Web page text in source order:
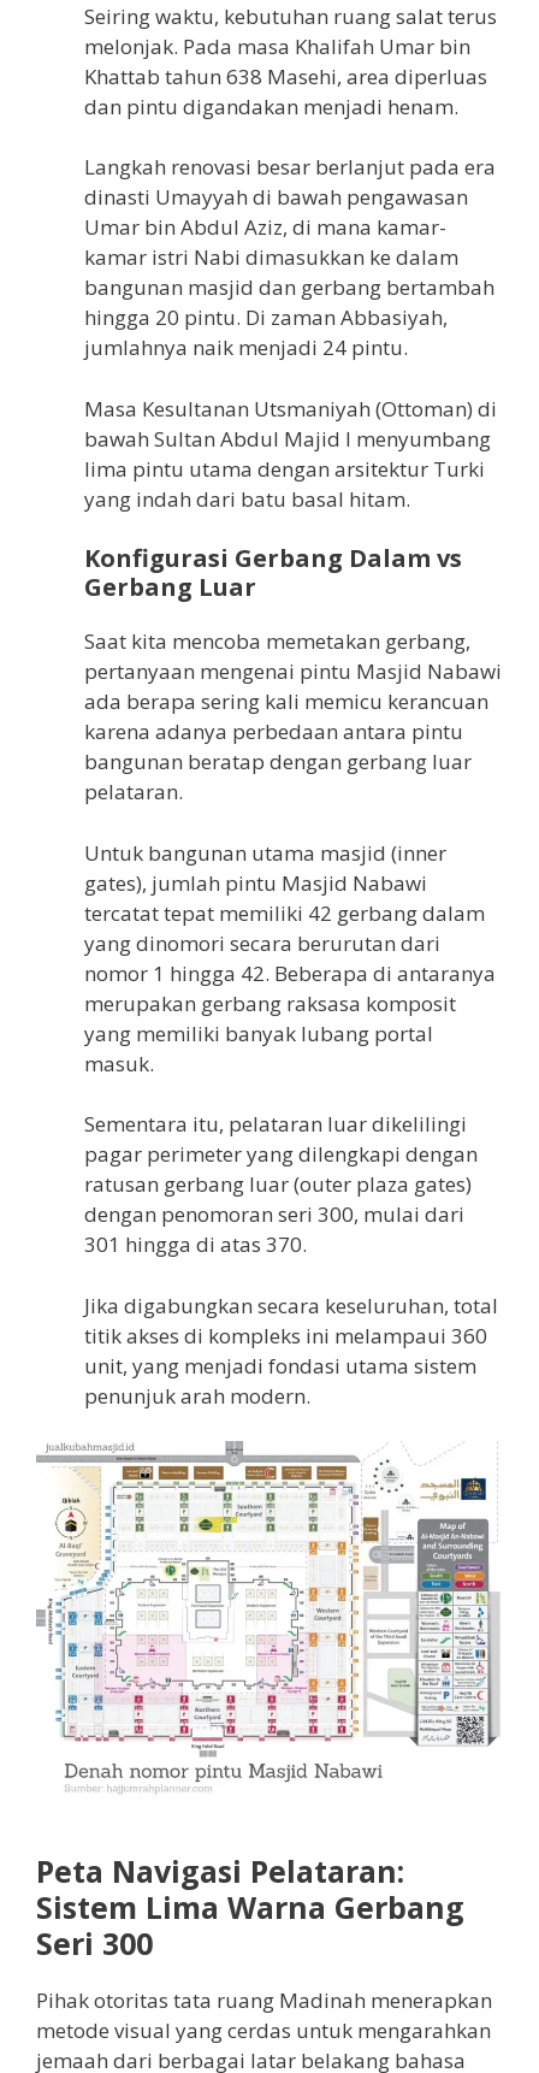
Seiring waktu, kebutuhan ruang salat terus
melonjak. Pada masa Khalifah Umar bin
Khattab tahun 638 Masehi, area diperluas
dan pintu digandakan menjadi henam.
Langkah renovasi besar berlanjut pada era
dinasti Umayyah di bawah pengawasan
Umar bin Abdul Aziz, di mana kamar-
kamar istri Nabi dimasukkan ke dalam
bangunan masjid dan gerbang bertambah
hingga 20 pintu. Di zaman Abbasiyah,
jumlahnya naik menjadi 24 pintu.
Masa Kesultanan Utsmaniyah (Ottoman) di
bawah Sultan Abdul Majid I menyumbang
lima pintu utama dengan arsitektur Turki
yang indah dari batu basal hitam.
Konfigurasi Gerbang Dalam vs
Gerbang Luar
Saat kita mencoba memetakan gerbang,
pertanyaan mengenai pintu Masjid Nabawi
ada berapa sering kali memicu kerancuan
karena adanya perbedaan antara pintu
bangunan beratap dengan gerbang luar
pelataran.
Untuk bangunan utama masjid (inner
gates), jumlah pintu Masjid Nabawi
tercatat tepat memiliki 42 gerbang dalam
yang dinomori secara berurutan dari
nomor 1 hingga 42. Beberapa di antaranya
merupakan gerbang raksasa komposit
yang memiliki banyak lubang portal
masuk.
Sementara itu, pelataran luar dikelilingi
pagar perimeter yang dilengkapi dengan
ratusan gerbang luar (outer plaza gates)
dengan penomoran seri 300, mulai dari
301 hingga di atas 370.
Jika digabungkan secara keseluruhan, total
titik akses di kompleks ini melampaui 360
unit, yang menjadi fondasi utama sistem
penunjuk arah modern.
Peta Navigasi Pelataran:
Sistem Lima Warna Gerbang
Seri 300
Pihak otoritas tata ruang Madinah menerapkan
metode visual yang cerdas untuk mengarahkan
jemaah dari berbagai latar belakang bahasa